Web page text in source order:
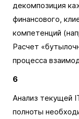
декомпозиция
финансового,
компетенций
Расчет
процесса
6
Анализ текущей
полноты